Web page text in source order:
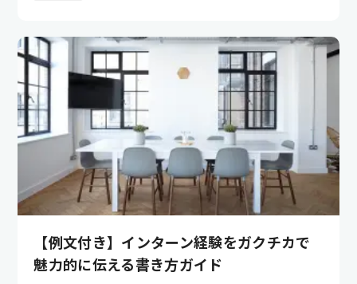
【例文付き】インターン経験をガクチカで
魅力的に伝える書き方ガイド